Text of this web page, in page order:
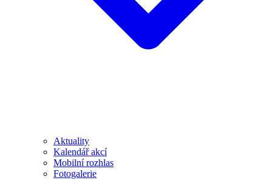
Aktuality
Kalendář akcí
Mobilní rozhlas
Fotogalerie